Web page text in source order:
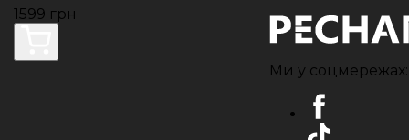
1599 грн
Ми у соцмережах: